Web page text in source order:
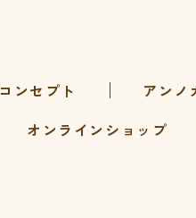
コンセプト アンノ
オンラインショップ